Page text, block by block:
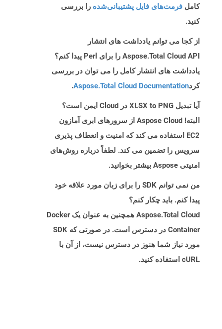
کامل فرمت‌های فایل پشتیبانی‌شده را بررسی
کنید.
از کجا می توانم یادداشت های انتشار
Aspose.Total Cloud API را برای Perl پیدا کنم؟
یادداشت های انتشار کامل را می توان در بررسی
کردAspose.Total Cloud Documentation
.
آیا تبدیل XLSX to PNG در Cloud ایمن است؟
البته! Aspose Cloud از سرورهای ابری آمازون
EC2 استفاده می کند که امنیت و انعطاف پذیری
سرویس را تضمین می کند. لطفاً درباره روش‌های
امنیتی Aspose بیشتر بخوانید.
من نمی توانم SDK را برای زبان مورد علاقه خود
پیدا کنم. باید چکار کنم؟
Aspose.Total Cloud همچنین به عنوان یک Docker
Container در دسترس است. در صورتی که SDK
مورد نیاز شما هنوز در دسترس نیست، از آن با
cURL استفاده کنید.